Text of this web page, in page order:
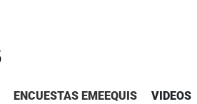
ENCUESTAS EMEEQUIS VIDEOS